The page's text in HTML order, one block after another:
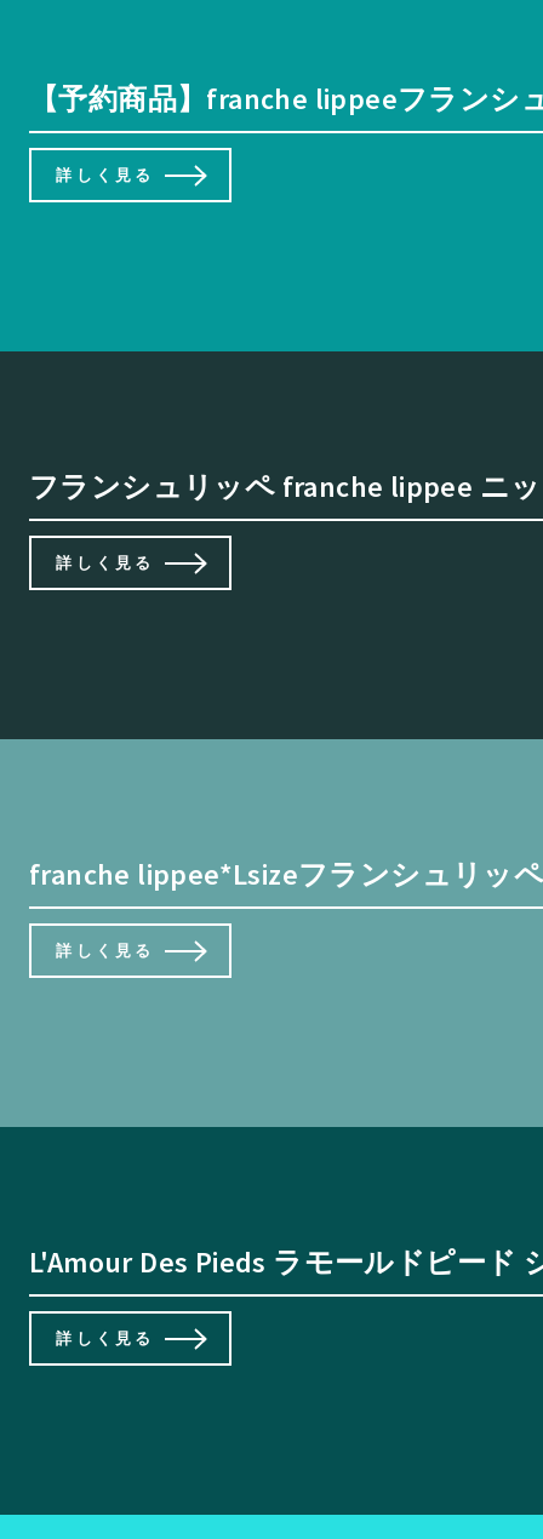
【予約商品】franche lippeeフラン
詳しく見る
フランシュリッペ franche lippee ニ
詳しく見る
franche lippee*Lsizeフランシュリッ
詳しく見る
L'Amour Des Pieds ラモールドピード
詳しく見る